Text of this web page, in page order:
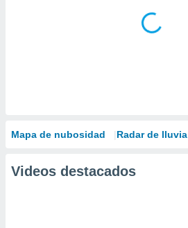
Mapa de nubosidad Radar de lluvia
Videos destacados